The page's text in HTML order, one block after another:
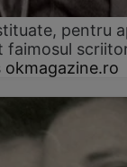
pentru
faimosul
okmagazine.ro